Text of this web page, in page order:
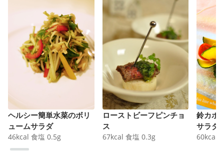
ヘルシー簡単水菜のボリ
ュームサラダ
46kcal 食塩 0.5g
ローストビーフピンチョ
ス
67kcal 食塩 0.3g
鈴カボ
サラダ
60kcal